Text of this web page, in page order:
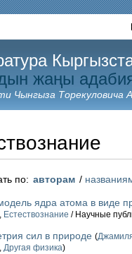
жаңы
Чынгыза Торекуловича
по: авторам /
ядра атома в виде
Естествознание / Научные
сил в природе (
Другая физика)